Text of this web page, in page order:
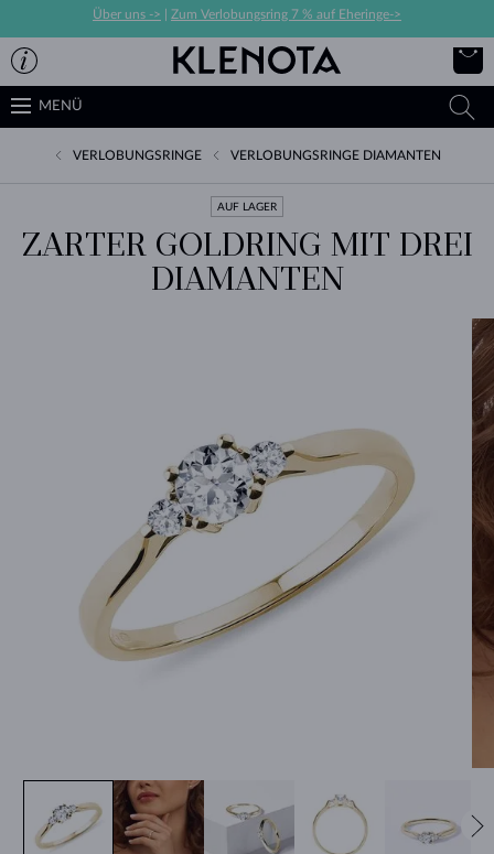
Über uns -> Zum Verlobungsring 7 % auf Eheringe->
MENÜ
VERLOBUNGSRINGE VERLOBUNGSRINGE DIAMANTEN
AUF LAGER
ZARTER GOLDRING MIT DREI
DIAMANTEN